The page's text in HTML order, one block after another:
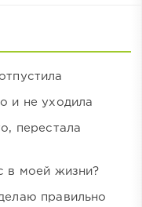
и не уходила
перестала
в моей жизни?
правильно